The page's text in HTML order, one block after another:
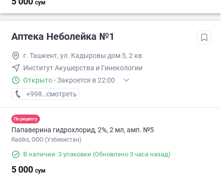
сум
Аптека Неболейка №1
г. Ташкент, ул. Кадыровы дом 5, 2 кв
Институт Акушерства и Гинекологии
Открыто · Закроется в 22:00
+998 (71) XXX-XX-XX
смотреть
По рецепту
Папаверина гидрохлорид, 2%, 2 мл, амп. №5
Radiks, ООО (Узбекистан)
В наличии: 3 упаковки (Обновлено 3 часа назад)
5 000 сум